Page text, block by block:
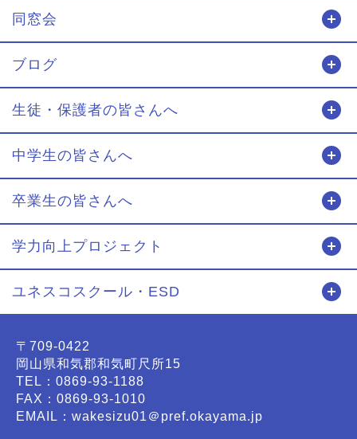
同窓会
ブログ
生徒・保護者の皆さんへ
中学生の皆さんへ
卒業生の皆さんへ
学力向上プロジェクト
ユネスコスクール・ESD
〒709-0422
岡山県和気郡和気町尺所15
TEL：0869-93-1188
FAX：0869-93-1010
EMAIL：wakesizu01＠pref.okayama.jp